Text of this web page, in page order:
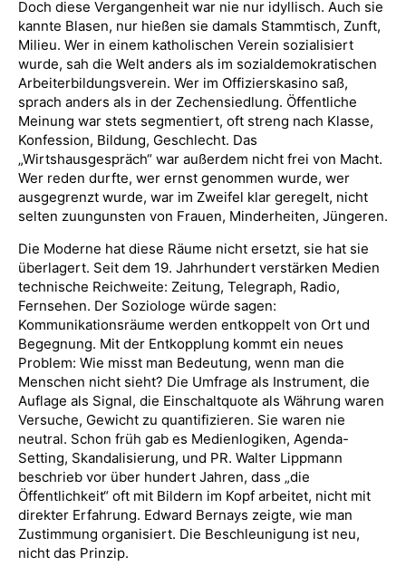
Doch diese Vergangenheit war nie nur idyllisch. Auch sie
kannte Blasen, nur hießen sie damals Stammtisch, Zunft,
Milieu. Wer in einem katholischen Verein sozialisiert
wurde, sah die Welt anders als im sozialdemokratischen
Arbeiterbildungsverein. Wer im Offizierskasino saß,
sprach anders als in der Zechensiedlung. Öffentliche
Meinung war stets segmentiert, oft streng nach Klasse,
Konfession, Bildung, Geschlecht. Das
„Wirtshausgespräch“ war außerdem nicht frei von Macht.
Wer reden durfte, wer ernst genommen wurde, wer
ausgegrenzt wurde, war im Zweifel klar geregelt, nicht
selten zuungunsten von Frauen, Minderheiten, Jüngeren.
Die Moderne hat diese Räume nicht ersetzt, sie hat sie
überlagert. Seit dem 19. Jahrhundert verstärken Medien
technische Reichweite: Zeitung, Telegraph, Radio,
Fernsehen. Der Soziologe würde sagen:
Kommunikationsräume werden entkoppelt von Ort und
Begegnung. Mit der Entkopplung kommt ein neues
Problem: Wie misst man Bedeutung, wenn man die
Menschen nicht sieht? Die Umfrage als Instrument, die
Auflage als Signal, die Einschaltquote als Währung waren
Versuche, Gewicht zu quantifizieren. Sie waren nie
neutral. Schon früh gab es Medienlogiken, Agenda-
Setting, Skandalisierung, und PR. Walter Lippmann
beschrieb vor über hundert Jahren, dass „die
Öffentlichkeit“ oft mit Bildern im Kopf arbeitet, nicht mit
direkter Erfahrung. Edward Bernays zeigte, wie man
Zustimmung organisiert. Die Beschleunigung ist neu,
nicht das Prinzip.